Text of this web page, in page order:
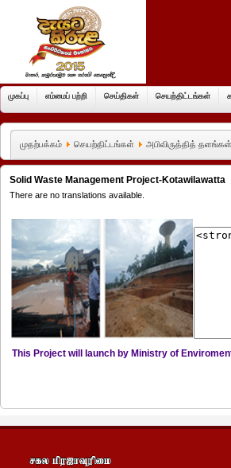
முகப்பு எம்மைப் பற்றி செய்திகள் செயற்திட்டங்கள்
முதற்பக்கம் செயற்திட்டங்கள் அபிவிருத்தித் தளங்கள்
Solid Waste Management Project-Kotawilawatta
There are no translations available.
This Project will launch by Ministry of